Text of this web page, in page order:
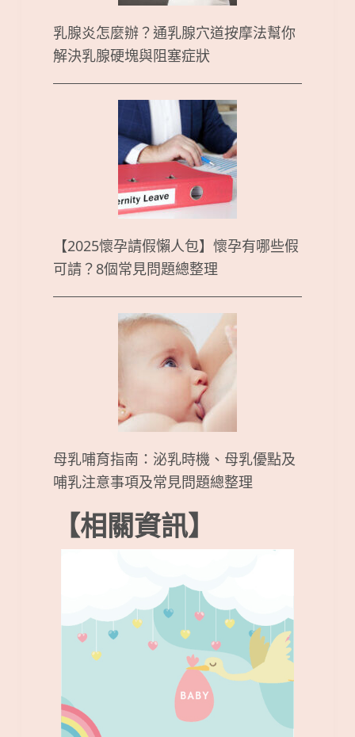
乳腺炎怎麼辦？通乳腺穴道按摩法幫你
解決乳腺硬塊與阻塞症狀
【2025懷孕請假懶人包】懷孕有哪些假
可請？8個常見問題總整理
母乳哺育指南：泌乳時機、母乳優點及
哺乳注意事項及常見問題總整理
【相關資訊】